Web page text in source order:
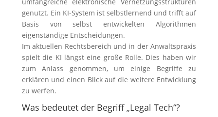
genutzt. Ein KI-System ist selbstlernend und trifft auf
Basis von selbst entwickelten Algorithmen
eigenständige Entscheidungen.
Im aktuellen Rechtsbereich und in der Anwaltspraxis
spielt die KI längst eine große Rolle. Dies haben wir
zum Anlass genommen, um einige Begriffe zu
erklären und einen Blick auf die weitere Entwicklung
zu werfen.
Was bedeutet der Begriff „Legal Tech“?